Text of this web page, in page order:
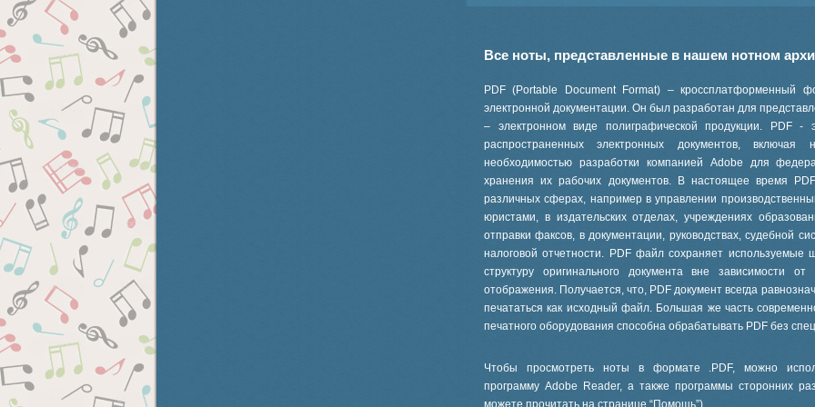
Все ноты, представленные в нашем нотном
PDF (Portable Document Format) – кроссплатформенный
электронной документации. Он был разработан для
– электронном виде полиграфической продукции. PDF
распространенных электронных документов,
необходимостью разработки компанией Adobe для
хранения их рабочих документов. В настоящее время
различных сферах, например в управлении
юристами, в издательских отделах, учреждениях
отправки факсов, в документации, руководствах, судебной
налоговой отчетности. PDF файл сохраняет
структуру оригинального документа вне зависимости
отображения. Получается, что, PDF документ всегда
печататься как исходный файл. Большая же часть
печатного оборудования способна обрабатывать PDF без
Чтобы просмотреть ноты в формате .PDF, можно
программу Adobe Reader, а также программы сторонних
можете прочитать на странице “Помощь”).